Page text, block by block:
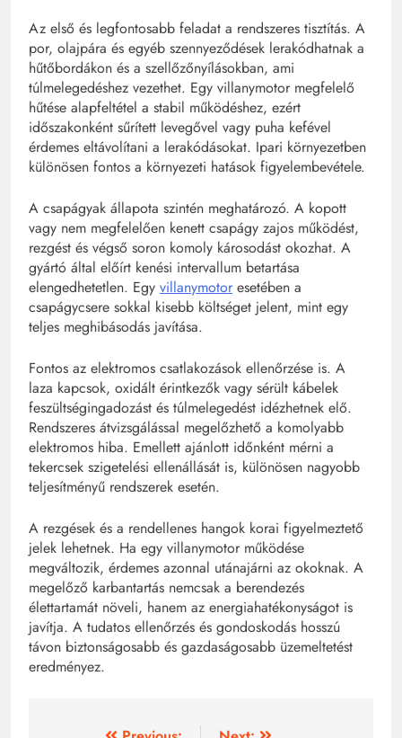
Az első és legfontosabb feladat a rendszeres tisztítás. A
por, olajpára és egyéb szennyeződések lerakódhatnak a
hűtőbordákon és a szellőzőnyílásokban, ami
túlmelegedéshez vezethet. Egy villanymotor megfelelő
hűtése alapfeltétel a stabil működéshez, ezért
időszakonként sűrített levegővel vagy puha kefével
érdemes eltávolítani a lerakódásokat. Ipari környezetben
különösen fontos a környezeti hatások figyelembevétele.
A csapágyak állapota szintén meghatározó. A kopott
vagy nem megfelelően kenett csapágy zajos működést,
rezgést és végső soron komoly károsodást okozhat. A
gyártó által előírt kenési intervallum betartása
elengedhetetlen. Egy villanymotor esetében a
csapágycsere sokkal kisebb költséget jelent, mint egy
teljes meghibásodás javítása.
Fontos az elektromos csatlakozások ellenőrzése is. A
laza kapcsok, oxidált érintkezők vagy sérült kábelek
feszültségingadozást és túlmelegedést idézhetnek elő.
Rendszeres átvizsgálással megelőzhető a komolyabb
elektromos hiba. Emellett ajánlott időnként mérni a
tekercsek szigetelési ellenállását is, különösen nagyobb
teljesítményű rendszerek esetén.
A rezgések és a rendellenes hangok korai figyelmeztető
jelek lehetnek. Ha egy villanymotor működése
megváltozik, érdemes azonnal utánajárni az okoknak. A
megelőző karbantartás nemcsak a berendezés
élettartamát növeli, hanem az energiahatékonyságot is
javítja. A tudatos ellenőrzés és gondoskodás hosszú
távon biztonságosabb és gazdaságosabb üzemeltetést
eredményez.